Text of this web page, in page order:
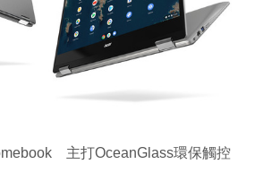
主打OceanGlass環保觸控